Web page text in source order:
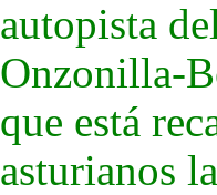
autopista
Onzonilla-
que está
asturianos